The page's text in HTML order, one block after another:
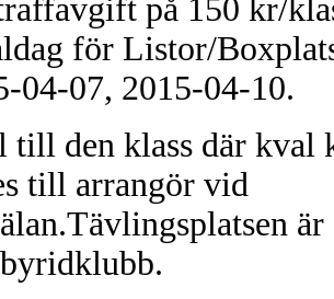
på 150 kr/
för Listor/
04-07, 2015-04-10.
till den klass där kval
till arrangör vid
är